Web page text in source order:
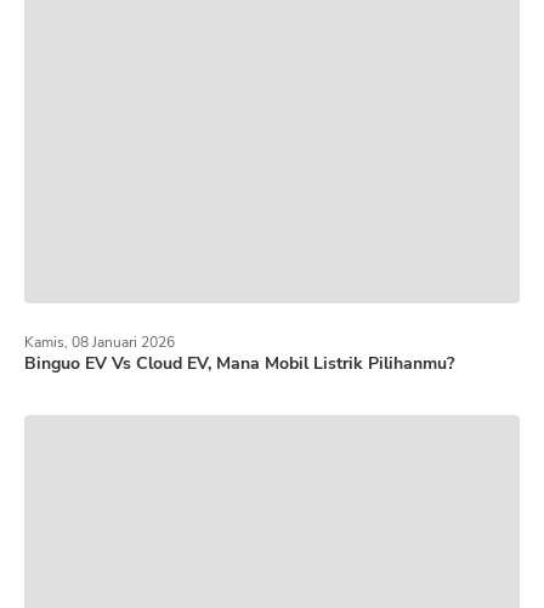
Binguo EV Vs Cloud EV, Mana Mobil Listrik Pilihanmu?
Kamis, 08 Januari 2026